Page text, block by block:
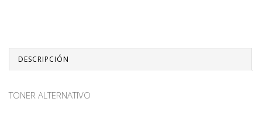
DESCRIPCIÓN
TONER ALTERNATIVO